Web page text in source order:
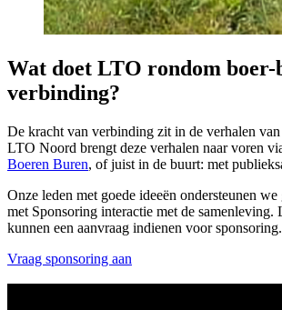
Wat doet LTO rondom
verbinding?
De kracht van verbinding zit in de verhalen
LTO Noord brengt deze verhalen naar voren
Boeren Buren, of juist in de buurt: met
Onze leden met goede ideeën ondersteunen
met Sponsoring interactie met de samenleving.
kunnen een aanvraag indienen voor sponsoring.
Vraag sponsoring aan